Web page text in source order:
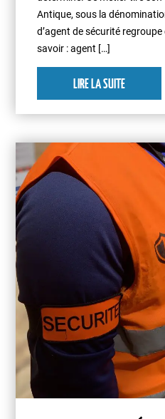
Antique, sous la
d’agent de sécurité
savoir : agent […]
LIRE LA SUITE